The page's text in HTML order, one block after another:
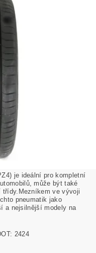
je ideální pro kompletní
může být také
třídy.Mezníkem ve vývoji
pneumatik jako
a nejsilnější modely na
2424